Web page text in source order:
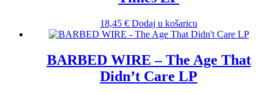
18,45 € Dodaj u košaricu
BARBED WIRE – The Age That
Didn’t Care LP